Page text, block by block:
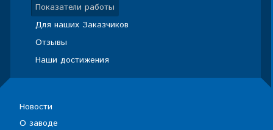
Показатели работы
Для наших Заказчиков
Отзывы
Наши достижения
Новости
О заводе